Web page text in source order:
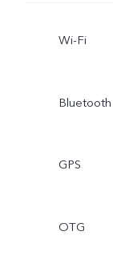
Wi-Fi
Bluetooth
GPS
OTG